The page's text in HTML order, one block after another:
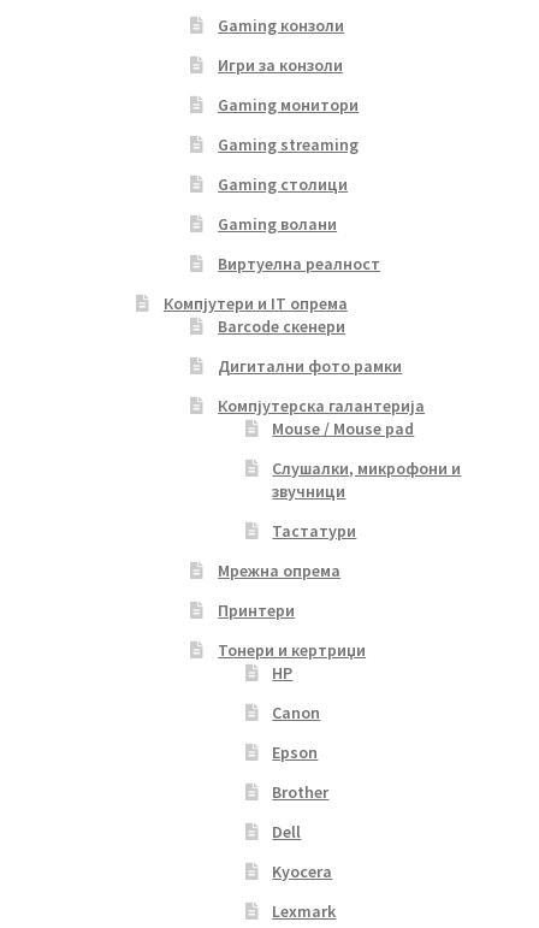
Gaming конзоли
Игри за конзоли
Gaming монитори
Gaming streaming
Gaming столици
Gaming волани
Виртуелна реалност
Компјутери и IT опрема
Barcode скенери
Дигитални фото рамки
Компјутерска галантерија
Mouse / Mouse pad
Слушалки, микрофони и
звучници
Тастатури
Мрежна опрема
Принтери
Тонери и кертриџи
HP
Canon
Epson
Brother
Dell
Kyocera
Lexmark